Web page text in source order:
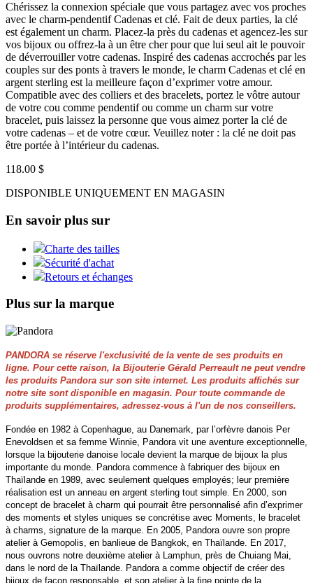
Chérissez la connexion spéciale que vous partagez avec vos proches
avec le charm-pendentif Cadenas et clé. Fait de deux parties, la clé
est également un charm. Placez-la près du cadenas et agencez-les sur
vos bijoux ou offrez-la à un être cher pour que lui seul ait le pouvoir
de déverrouiller votre cadenas. Inspiré des cadenas accrochés par les
couples sur des ponts à travers le monde, le charm Cadenas et clé en
argent sterling est la meilleure façon d’exprimer votre amour.
Compatible avec des colliers et des bracelets, portez le vôtre autour
de votre cou comme pendentif ou comme un charm sur votre
bracelet, puis laissez la personne que vous aimez porter la clé de
votre cadenas – et de votre cœur. Veuillez noter : la clé ne doit pas
être portée à l’intérieur du cadenas.
118.00 $
DISPONIBLE UNIQUEMENT EN MAGASIN
En savoir plus sur
Charte des tailles
Sécurité d'achat
Retours et échanges
Plus sur la marque
PANDORA se réserve l'exclusivité de la vente de ses produits en
ligne. Pour cette raison, la Bijouterie Gérald Perreault ne peut vendre
les produits Pandora sur son site internet. Les produits affichés sur
notre site sont disponible en magasin. Pour toute commande de
produits supplémentaires, adressez-vous à l'un de nos conseillers.
Fondée en 1982 à Copenhague, au Danemark, par l’orfèvre danois Per
Enevoldsen et sa femme Winnie, Pandora vit une aventure exceptionnelle,
lorsque la bijouterie danoise locale devient la marque de bijoux la plus
importante du monde. Pandora commence à fabriquer des bijoux en
Thaïlande en 1989, avec seulement quelques employés; leur première
réalisation est un anneau en argent sterling tout simple. En 2000, son
concept de bracelet à charm qui pourrait être personnalisé afin d’exprimer
des moments et styles uniques se concrétise avec Moments, le bracelet
à charms, signature de la marque. En 2005, Pandora ouvre son propre
atelier à Gemopolis, en banlieue de Bangkok, en Thaïlande. En 2017,
nous ouvrons notre deuxième atelier à Lamphun, près de Chuiang Mai,
dans le nord de la Thaïlande. Pandora a comme objectif de créer des
bijoux de façon responsable, et son atelier à la fine pointe de la